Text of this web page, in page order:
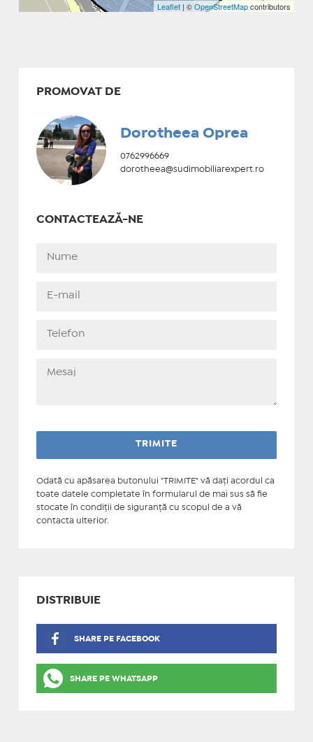
Leaflet | ©OpenStreetMapcontributors
PROMOVAT DE
Dorotheea Oprea
0762996669
dorotheea@sudimobiliarexpert.ro
CONTACTEAZĂ-NE
Odată cu apăsarea butonului "TRIMITE" vă daţi acordul ca
toate datele completate în formularul de mai sus să fie
stocate în condiţii de siguranţă cu scopul de a vă
contacta ulterior.
DISTRIBUIE
SHARE PE FACEBOOK
SHARE PE WHATSAPP